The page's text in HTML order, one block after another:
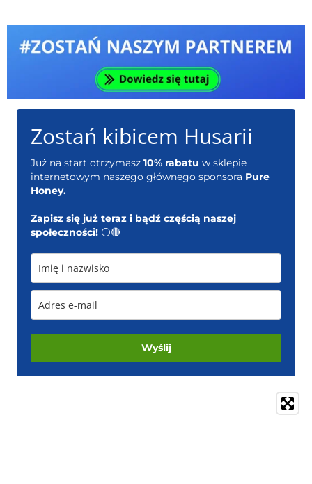
Zostań kibicem Husarii
Już na start otrzymasz 10% rabatu w sklepie
internetowym naszego głównego sponsora Pure
Honey.
Zapisz się już teraz i bądź częścią naszej
społeczności! ⚪️🔴
Wyślij